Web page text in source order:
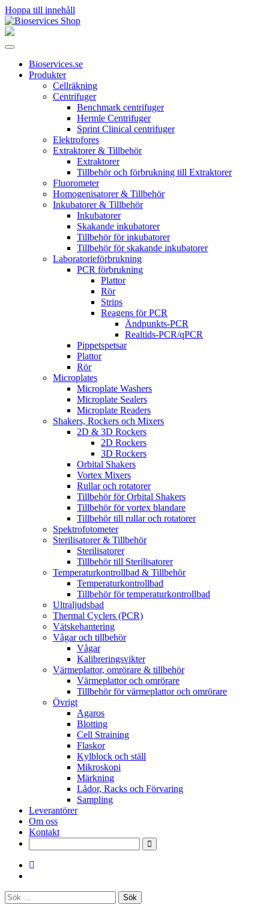
Hoppa till innehåll
Huvudnavigering
Bioservices.se
Produkter
Cellräkning
Centrifuger
Benchmark centrifuger
Hermle Centrifuger
Sprint Clinical centrifuger
Elektrofores
Extraktorer & Tillbehör
Extraktorer
Tillbehör och förbrukning till Extraktorer
Fluorometer
Homogenisatorer & Tillbehör
Inkubatorer & Tillbehör
Inkubatorer
Skakande inkubatorer
Tillbehör för inkubatorer
Tillbehör för skakande inkubatorer
Laboratorieförbrukning
PCR förbrukning
Plattor
Rör
Strips
Reagens för PCR
Ändpunkts-PCR
Realtids-PCR/qPCR
Pippetspetsar
Plattor
Rör
Microplates
Microplate Washers
Microplate Sealers
Microplate Readers
Shakers, Rockers och Mixers
2D & 3D Rockers
2D Rockers
3D Rockers
Orbital Shakers
Vortex Mixers
Rullar och rotatorer
Tillbehör för Orbital Shakers
Tillbehör för vortex blandare
Tillbehör till rullar och rotatorer
Spektrofotometer
Sterilisatorer & Tillbehör
Sterilisatorer
Tillbehör till Sterilisatorer
Temperaturkontrollbad & Tillbehör
Temperaturkontrollbad
Tillbehör för temperaturkontrollbad
Ultraljudsbad
Thermal Cyclers (PCR)
Vätskehantering
Vågar och tillbehör
Vågar
Kalibreringsvikter
Värmeplattor, omrörare & tillbehör
Värmeplattor och omrörare
Tillbehör för värmeplattor och omrörare
Övrigt
Agaros
Blotting
Cell Straining
Flaskor
Kylblock och ställ
Mikroskopi
Märkning
Lådor, Racks och Förvaring
Sampling
Leverantörer
Om oss
Kontakt
Sök
efter: